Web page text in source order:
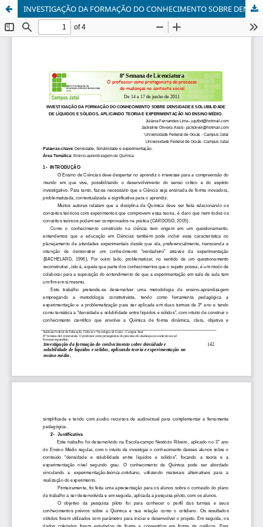
INVESTIGAÇÃO DA FORMAÇÃO DO CONHECIMENTO SOBRE DENSIDADE E SOLUBILIDADE DE LÍQUIDOS E SÓLIDOS, APLICANDO TEORIA E EXPERIMENTAÇÃO NO ENSINO MÉDIO